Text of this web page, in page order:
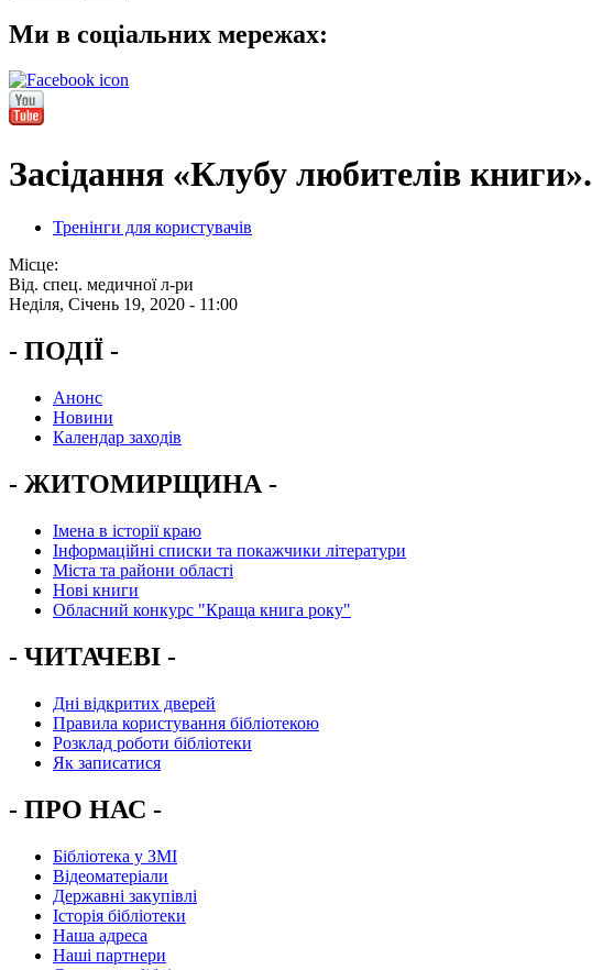
Ми в соціальних мережах:
Засідання «Клубу любителів книги».
Тренінги для користувачів
Місце:
Від. спец. медичної л-ри
Неділя, Січень 19, 2020 - 11:00
- ПОДІЇ -
Анонс
Новини
Календар заходів
- ЖИТОМИРЩИНА -
Імена в історії краю
Інформаційні списки та покажчики літератури
Міста та райони області
Нові книги
Обласний конкурс "Краща книга року"
- ЧИТАЧЕВІ -
Дні відкритих дверей
Правила користування бібліотекою
Розклад роботи бібліотеки
Як записатися
- ПРО НАС -
Бібліотека у ЗМІ
Відеоматеріали
Державні закупівлі
Історія бібліотеки
Наша адреса
Наші партнери